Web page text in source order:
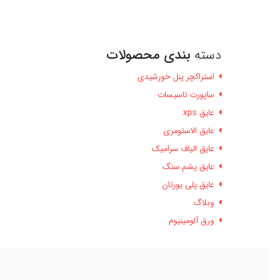
دسته بندی محصولات
استراکچر پنل خورشیدی
ساپورت تاسیسات
عایق xps
عایق الاستومری
عایق الیاف سرامیک
عایق پشم سنگ
عایق پلی یورتان
وبلاگ
ورق آلومینیوم